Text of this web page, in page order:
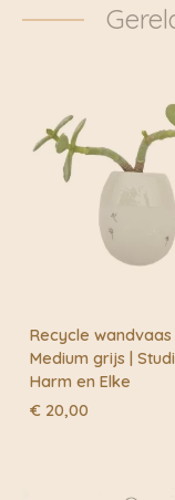
daadwerkelijk
Recycle wandvaas
Medium grijs |
Harm en Elke
€ 20,00